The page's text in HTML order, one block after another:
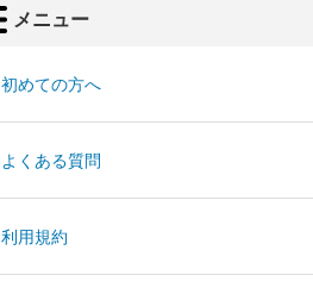
メニュー
初めての方へ
よくある質問
利用規約